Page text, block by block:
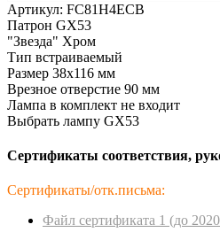
Артикул: FC81H4ECB
Патрон GX53
"Звезда" Хром
Тип встраиваемый
Размер 38x116 мм
Врезное отверстие 90 мм
Лампа в комплект не входит
Выбрать лампу GX53
Сертификаты соответствия,
Сертификаты/отк.письма:
Файл сертификата 1 (до